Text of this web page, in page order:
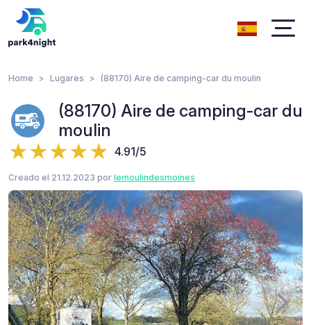
Home Lugares (88170) Aire de camping-car du moulin
(88170) Aire de camping-car du
moulin
4.91/5
Creado el 21.12.2023 por lemoulindesmoines